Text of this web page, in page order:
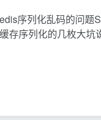
序列化乱码的问题
存序列化的几枚大坑